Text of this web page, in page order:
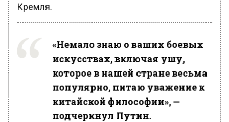
Кремля.
«Немало знаю о ваших боевых
искусствах, включая ушу,
которое в нашей стране весьма
популярно, питаю уважение к
китайской философии», —
подчеркнул Путин.